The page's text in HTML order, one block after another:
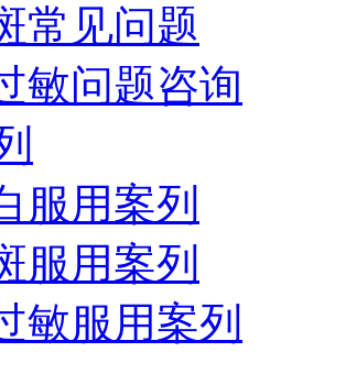
常见问题
敏问题咨询
服用案列
服用案列
敏服用案列